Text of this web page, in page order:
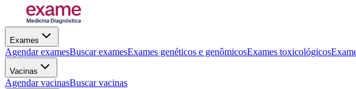
Exames
Agendar examesBuscar examesExames genéticos e genômicosExames toxicológicos
Vacinas
Agendar vacinasBuscar vacinas